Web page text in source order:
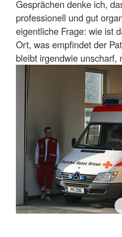
Gesprächen denke ich,
professionell und gut
eigentliche Frage: wie ist
Ort, was empfindet der
bleibt irgendwie unscharf,